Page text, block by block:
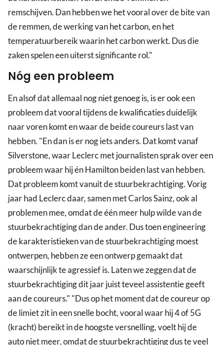
remschijven. Dan hebben we het vooral over de bite van
de remmen, de werking van het carbon, en het
temperatuurbereik waarin het carbon werkt. Dus die
zaken spelen een uiterst significante rol."
Nóg een probleem
En alsof dat allemaal nog niet genoeg is, is er ook een
probleem dat vooral tijdens de kwalificaties duidelijk
naar voren komt en waar de beide coureurs last van
hebben. "En dan is er nog iets anders. Dat komt vanaf
Silverstone, waar Leclerc met journalisten sprak over een
probleem waar hij én Hamilton beiden last van hebben.
Dat probleem komt vanuit de stuurbekrachtiging. Vorig
jaar had Leclerc daar, samen met Carlos Sainz, ook al
problemen mee, omdat de één meer hulp wilde van de
stuurbekrachtiging dan de ander. Dus toen engineering
de karakteristieken van de stuurbekrachtiging moest
ontwerpen, hebben ze een ontwerp gemaakt dat
waarschijnlijk te agressief is. Laten we zeggen dat de
stuurbekrachtiging dit jaar juist teveel assistentie geeft
aan de coureurs." "Dus op het moment dat de coureur op
de limiet zit in een snelle bocht, vooral waar hij 4 of 5G
(kracht) bereikt in de hoogste versnelling, voelt hij de
auto niet meer, omdat de stuurbekrachtiging dus te veel